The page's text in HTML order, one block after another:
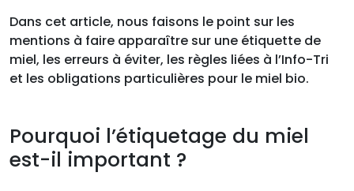
Dans cet article, nous faisons le point sur les
mentions à faire apparaître sur une étiquette de
miel, les erreurs à éviter, les règles liées à l’Info-Tri
et les obligations particulières pour le miel bio.
Pourquoi l’étiquetage du miel
est-il important ?